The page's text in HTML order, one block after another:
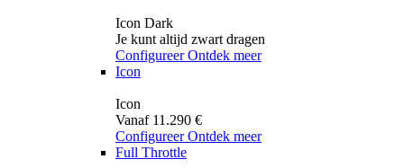
Icon Dark
Je kunt altijd zwart dragen
Configureer Ontdek meer
Icon
Icon
Vanaf 11.290 €
Configureer Ontdek meer
Full Throttle